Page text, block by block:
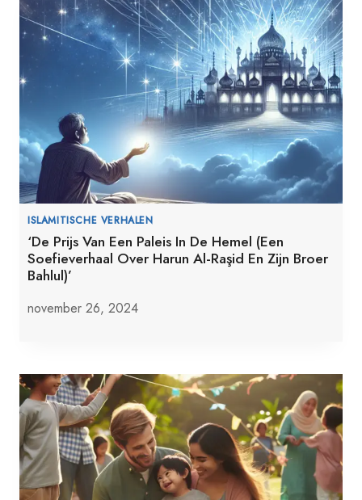
ISLAMITISCHE VERHALEN
‘De Prijs Van Een Paleis In De Hemel (Een
Soefieverhaal Over Harun Al-Raşid En Zijn Broer
Bahlul)’
november 26, 2024